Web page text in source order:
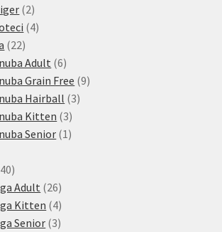
22
produkty
44
2222
produktů
Adult 66
produktů
Grain Free 99
Hairball 33
Kitten 33
produkty
Senior 1 1
4040
produktů
Adult 2626
produktů
Kitten 44
produkty
Senior 33